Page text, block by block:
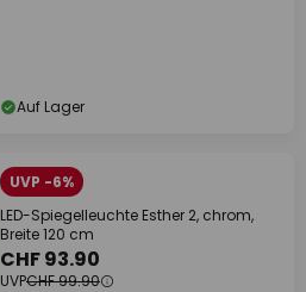
Auf Lager
UVP -6%
LED-Spiegelleuchte Esther 2, chrom,
Breite 120 cm
CHF 93.90
UVPCHF 99.90